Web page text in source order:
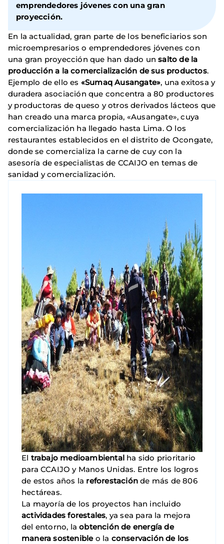
emprendedores jóvenes con una gran
proyección.
En la actualidad, gran parte de los beneficiarios son
microempresarios o emprendedores jóvenes con
una gran proyección que han dado unsalto de la
producción a la comercialización de sus productos.
Ejemplo de ello es «Sumaq Ausangate», una exitosa y
duradera asociación que concentra a 80 productores
y productoras de queso y otros derivados lácteos que
han creado una marca propia, «Ausangate», cuya
comercialización ha llegado hasta Lima. O los
restaurantes establecidos en el distrito de Ocongate,
donde se comercializa la carne de cuy con la
asesoría de especialistas de CCAIJO en temas de
sanidad y comercialización.
El trabajo medioambiental ha sido prioritario
para CCAIJO y Manos Unidas. Entre los logros
de estos años la reforestación de más de 806
hectáreas.
La mayoría de los proyectos han incluido
actividades forestales, ya sea para la mejora
del entorno, laobtención de energía de
manera sostenibleo la conservación de los